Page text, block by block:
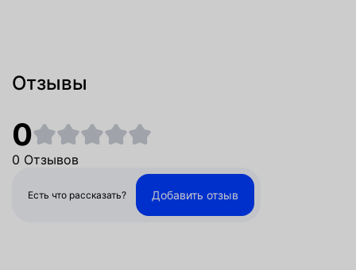
Отзывы
0
0 Отзывов
Есть что рассказать? Добавить отзыв